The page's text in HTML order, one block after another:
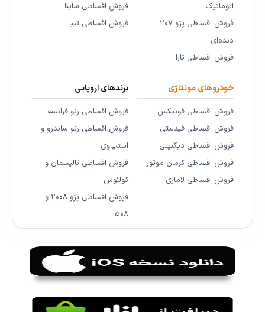
اتوماتیک
فروش اقساطی پژو ۲۰۷
دنده‌ای
فروش اقساطی تارا
فروش اقساطی ساینا
فروش اقساطی تیبا
خودروهای مونتاژی
فروش اقساطی فونیکس
فروش اقساطی فیدلیتی
فروش اقساطی دیگنیتی
فروش اقساطی کرمان موتور
فروش اقساطی لاماری
برندهای اروپایی
فروش اقساطی رنو فرانسه
فروش اقساطی رنو ساندرو و
استپ‌وی
فروش اقساطی تالیسمان و
کولئوس
فروش اقساطی پژو ۲۰۰۸ و
۵۰۸